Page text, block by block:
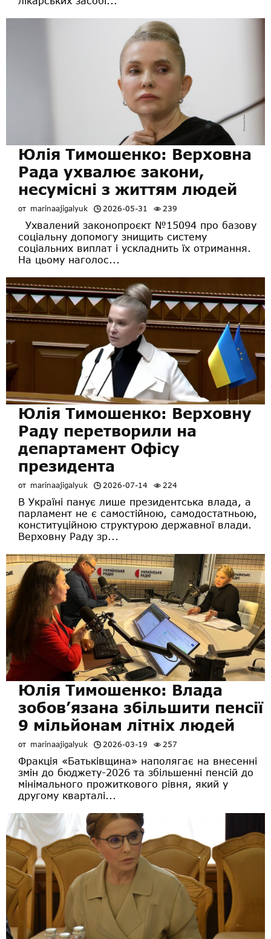
Юлія Тимошенко: Верховна
Рада ухвалює закони,
несумісні з життям людей
от marinaajigalyuk 2026-05-31 239
Ухвалений законопроєкт №15094 про базову
соціальну допомогу знищить систему
соціальних виплат і ускладнить їх отримання.
На цьому наголос...
Юлія Тимошенко: Верховну
Раду перетворили на
департамент Офісу
президента
от marinaajigalyuk 2026-07-14 224
В Україні панує лише президентська влада, а
парламент не є самостійною, самодостатньою,
конституційною структурою державної влади.
Верховну Раду зр...
Юлія Тимошенко: Влада
зобов’язана збільшити пенсії
9 мільйонам літніх людей
от marinaajigalyuk 2026-03-19 257
Фракція «Батьківщина» наполягає на внесенні
змін до бюджету-2026 та збільшенні пенсій до
мінімального прожиткового рівня, який у
другому кварталі...